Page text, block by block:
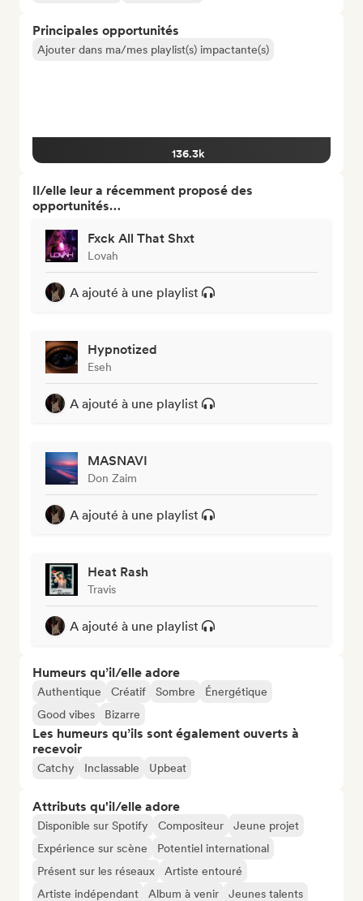
Principales opportunités
Ajouter dans ma/mes playlist(s) impactante(s)
136.3k
Il/elle leur a récemment proposé des
opportunités…
Fxck All That Shxt
Lovah
A ajouté à une playlist
Hypnotized
Eseh
A ajouté à une playlist
MASNAVI
Don Zaim
A ajouté à une playlist
Heat Rash
Travis
A ajouté à une playlist
Humeurs qu’il/elle adore
Authentique Créatif Sombre
Énergétique
Good vibes
Bizarre
Les humeurs qu’ils sont également ouverts à
recevoir
Catchy Inclassable Upbeat
Attributs qu'il/elle adore
Disponible sur Spotify Compositeur
Jeune projet
Expérience sur scène
Potentiel international
Présent sur les réseaux
Artiste entouré
Artiste indépendant
Album à venir Jeunes talents